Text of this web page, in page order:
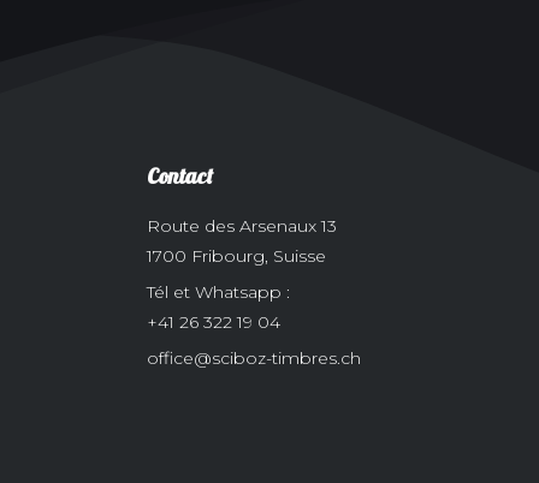
Contact
Route des Arsenaux 13
1700 Fribourg, Suisse
Tél et Whatsapp :
+41 26 322 19 04
office@sciboz-timbres.ch